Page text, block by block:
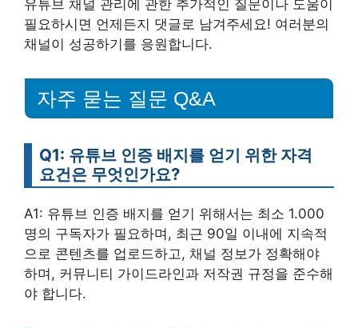
유튜브 채널 관리에 관한 추가적인 질문이나 도움이
필요하시면 언제든지 댓글로 남겨주세요! 여러분의
채널이 성공하기를 응원합니다.
자주 묻는 질문 Q&A
Q1: 유튜브 인증 배지를 얻기 위한 자격
요건은 무엇인가요?
A1: 유튜브 인증 배지를 얻기 위해서는 최소 1.000
명의 구독자가 필요하며, 최근 90일 이내에 지속적
으로 콘텐츠를 업로드하고, 채널 정보가 정확해야
하며, 커뮤니티 가이드라인과 저작권 규정을 준수해
야 합니다.